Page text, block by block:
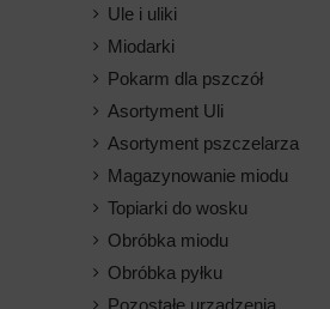
Ule i uliki
Miodarki
Pokarm dla pszczół
Asortyment Uli
Asortyment pszczelarza
Magazynowanie miodu
Topiarki do wosku
Obróbka miodu
Obróbka pyłku